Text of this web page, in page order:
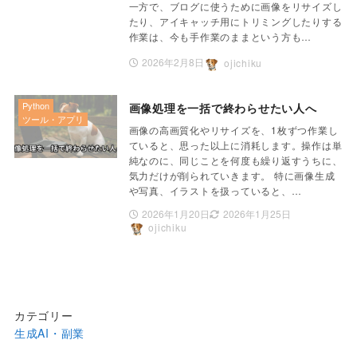
一方で、ブログに使うために画像をリサイズし
たり、アイキャッチ用にトリミングしたりする
作業は、今も手作業のままという方も…
2026年2月8日
ojichiku
画像処理を一括で終わらせたい人へ
画像の高画質化やリサイズを、1枚ずつ作業し
ていると、思った以上に消耗します。操作は単
純なのに、同じことを何度も繰り返すうちに、
気力だけが削られていきます。 特に画像生成
や写真、イラストを扱っていると、…
2026年1月20日
2026年1月25日
Python
ツール・アプリ
ojichiku
カテゴリー
生成AI・副業